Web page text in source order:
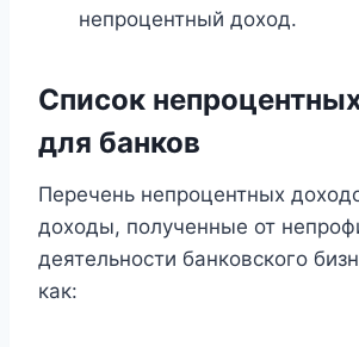
непроцентный доход.
Список
для банков
Перечень непроцентных
доходы, полученные от
деятельности банковского
как: